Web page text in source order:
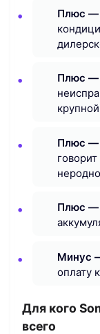
Плюс —
Плюс —
Плюс —
Плюс —
Минус
оплату
Для кого
всего